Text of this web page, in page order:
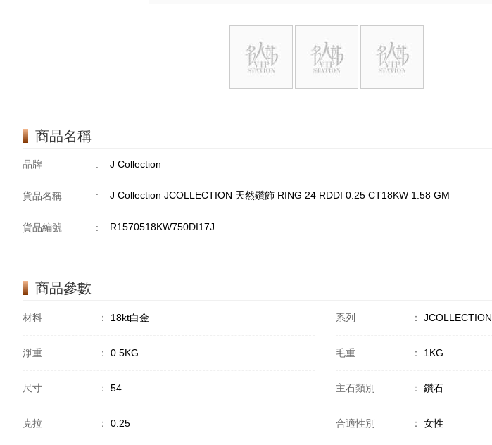
商品名稱
品牌 : J Collection
貨品名稱 : J Collection JCOLLECTION 天然鑽飾 RING 24 RDDI 0.25 CT18KW 1.58 GM
貨品編號 : R1570518KW750DI17J
商品參數
材料 ： 18kt白金 系列 ： JCOLLECTION
淨重 ： 0.5KG 毛重 ： 1KG
尺寸 ： 54 主石類別 ： 鑽石
克拉 ： 0.25 合適性別 ： 女性